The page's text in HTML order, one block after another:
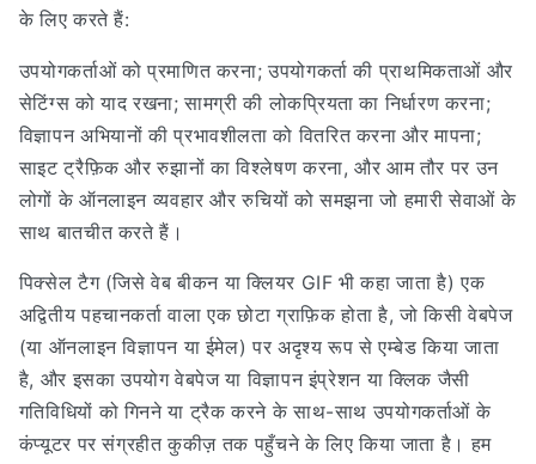
के लिए करते हैं:
उपयोगकर्ताओं को प्रमाणित करना; उपयोगकर्ता की प्राथमिकताओं और
सेटिंग्स को याद रखना; सामग्री की लोकप्रियता का निर्धारण करना;
विज्ञापन अभियानों की प्रभावशीलता को वितरित करना और मापना;
साइट ट्रैफ़िक और रुझानों का विश्लेषण करना, और आम तौर पर उन
लोगों के ऑनलाइन व्यवहार और रुचियों को समझना जो हमारी सेवाओं के
साथ बातचीत करते हैं।
पिक्सेल टैग (जिसे वेब बीकन या क्लियर GIF भी कहा जाता है) एक
अद्वितीय पहचानकर्ता वाला एक छोटा ग्राफ़िक होता है, जो किसी वेबपेज
(या ऑनलाइन विज्ञापन या ईमेल) पर अदृश्य रूप से एम्बेड किया जाता
है, और इसका उपयोग वेबपेज या विज्ञापन इंप्रेशन या क्लिक जैसी
गतिविधियों को गिनने या ट्रैक करने के साथ-साथ उपयोगकर्ताओं के
कंप्यूटर पर संग्रहीत कुकीज़ तक पहुँचने के लिए किया जाता है। हम